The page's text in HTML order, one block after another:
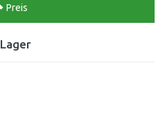
Preis
Lager